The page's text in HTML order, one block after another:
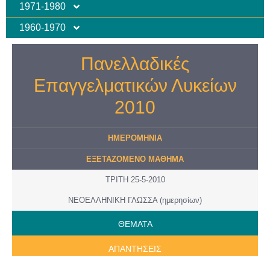
1971-1980
1960-1970
Πανελλαδικές
Επαγγελματικών Λυκείων
2010
ΗΜΕΡΟΜΗΝΙΑ
ΕΞΕΤΑΖΟΜΕΝΟ ΜΑΘΗΜΑ
ΤΡΙΤΗ 25-5-2010
ΝΕΟΕΛΛΗΝΙΚΗ ΓΛΩΣΣΑ (ημερησίων)
ΘΕΜΑΤΑ
AΠANTΗΣΕΙΣ